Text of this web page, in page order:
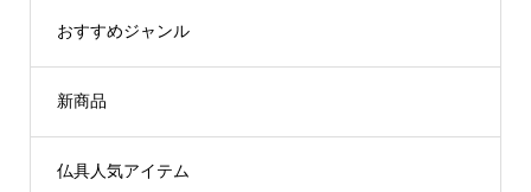
おすすめジャンル
新商品
仏具人気アイテム